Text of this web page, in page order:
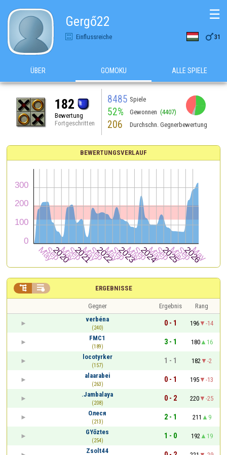
Gergő22
Einflussreiche 31
☰
ÜBER GOMOKU ALLE SPIELE
182
Bewertung
Fortgeschritten
8485 Spiele
52% Gewonnen (4407)
206 Durchschn. Gegnerbewertung
BEWERTUNGSVERLAUF
ERGEBNISSE
 
Gegner Ergebnis
Rang
verbéna
(240)
0 - 1 196
-14
FMC1
(189)
3 - 1 180
16
locotyrker
(157)
1 - 1 182
-2
alaarabei
(263)
0 - 1 195
-13
.Jambalaya
(208)
0 - 2 220
-25
Олеся
(213)
2 - 1 211
9
GYőztes
(254)
1 - 0 192
19
Zsolt44